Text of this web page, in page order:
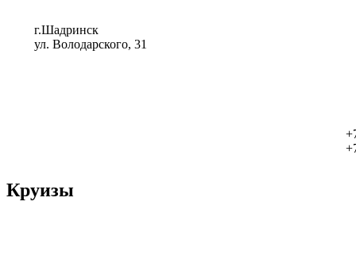
г.Шадринск
ул. Володарского, 31
Круизы